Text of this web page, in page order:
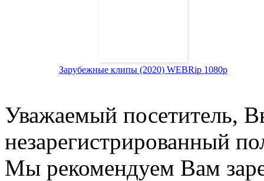
Зарубежные клипы (2020) WEBRip 1080p
Уважаемый посетитель,
незарегистрированный
Мы рекомендуем Вам